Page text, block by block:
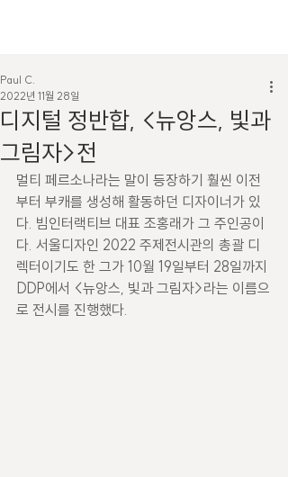
디지털 정반합, <뉴앙스, 빛과
그림자>전
Paul C.
2022년 11월 28일
멀티 페르소나라는 말이 등장하기 훨씬 이전
부터 부캐를 생성해 활동하던 디자이너가 있
다. 빔인터랙티브 대표 조홍래가 그 주인공이
다. 서울디자인 2022 주제전시관의 총괄 디
렉터이기도 한 그가 10월 19일부터 28일까지
DDP에서 <뉴앙스, 빛과 그림자>라는 이름으
로 전시를 진행했다.